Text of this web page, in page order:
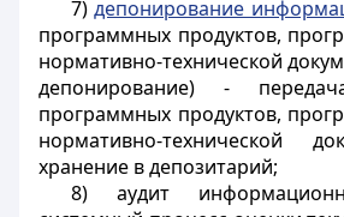
7)депонирование
программных продуктов,
нормативно-технической
депонирование) -
программных продуктов,
нормативно-технической
хранение в депозитарий;
8) аудит